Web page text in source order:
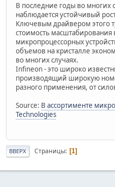
В последние годы во многих
наблюдается устойчивый
Ключевым драйвером этого
стоимость масштабирования
микропроцессорных
объемов на кристалле
во многих случаях.
Infineon - это широко
производящий широкую
разного применения, от
Source: В ассортименте
Technologies
ВВЕРХ Страницы 1